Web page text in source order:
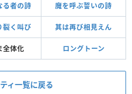
る者の詩 魔を呼ぶ誓いの詩
裂く叫び 其は再び相見えん
全体化 ロングトーン
ィ一覧に戻る